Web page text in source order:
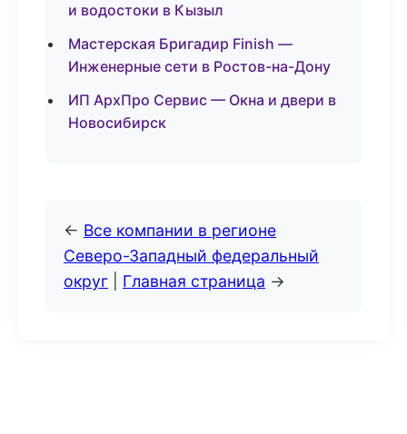
и водостоки в Кызыл
Мастерская Бригадир Finish —
Инженерные сети в Ростов-на-Дону
ИП АрхПро Сервис — Окна и двери в
Новосибирск
← Все компании в регионе
Северо-Западный федеральный
округ
Главная страница →